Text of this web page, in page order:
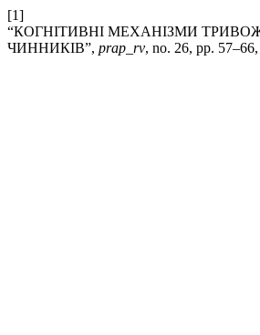
[1]
“КОГНІТИВНІ МЕХАНІЗМИ
ЧИННИКІВ”, prap_rv, no. 26, pp.